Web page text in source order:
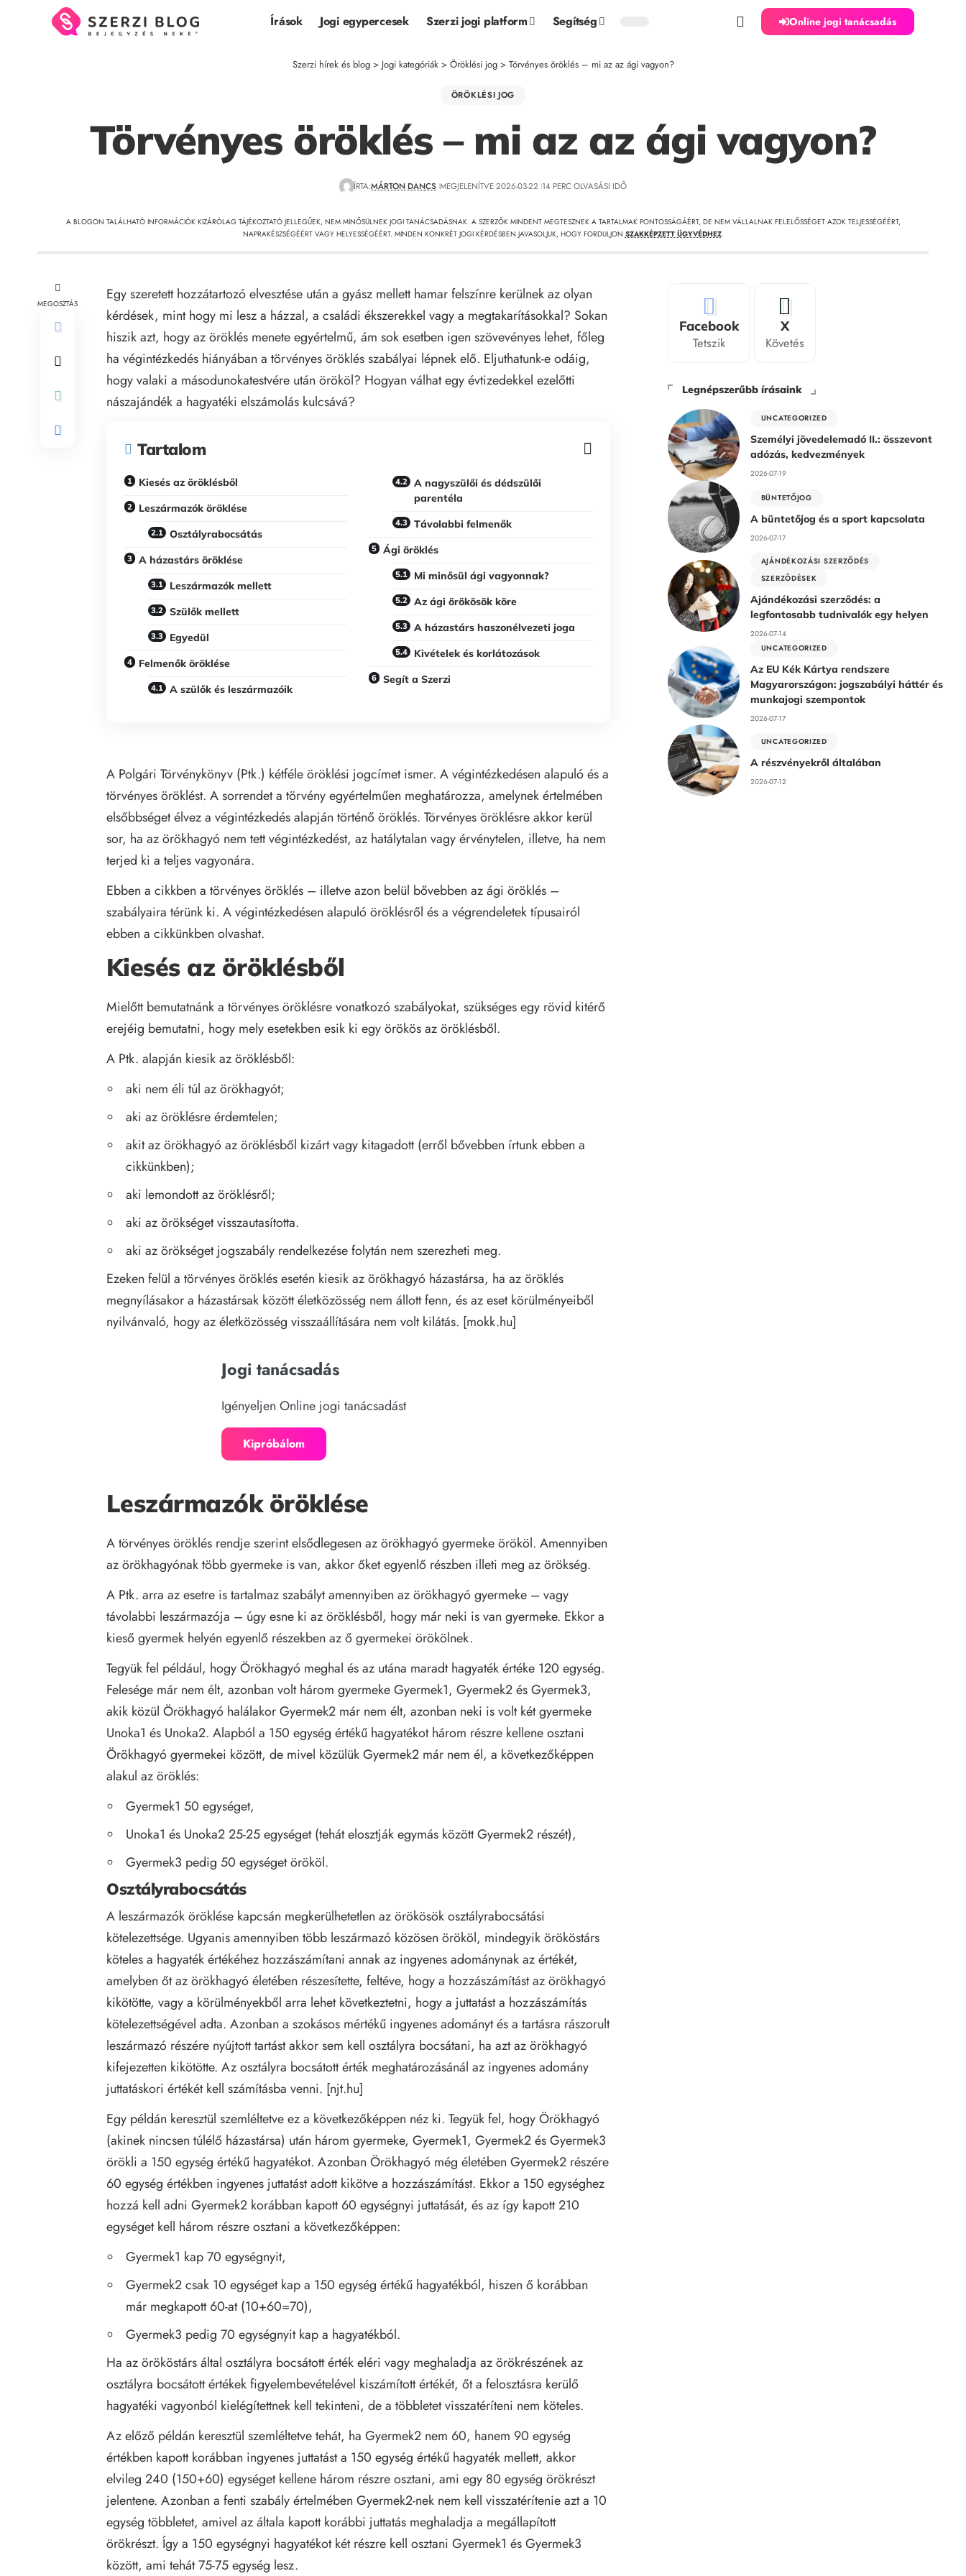
Írások Jogi egypercesek Szerzi jogi platform Segítség Online jogi tanácsadás
Szerzi hírek és blog> Jogi kategóriák> Öröklési jog> Törvényes öröklés – mi az az ági vagyon?
ÖRÖKLÉSI JOG
Törvényes öröklés – mi az az ági vagyon?
ÍRTA:MÁRTON DANCS MEGJELENÍTVE 2026-03-22 14 PERC OLVASÁSI IDŐ
A BLOGON TALÁLHATÓ INFORMÁCIÓK KIZÁRÓLAG TÁJÉKOZTATÓ JELLEGŰEK, NEM MINŐSÜLNEK JOGI TANÁCSADÁSNAK. A SZERZŐK MINDENT MEGTESZNEK A TARTALMAK PONTOSSÁGÁÉRT, DE NEM VÁLLALNAK FELELŐSSÉGET AZOK TELJESSÉGÉÉRT,
NAPRAKÉSZSÉGÉÉRT VAGY HELYESSÉGÉÉRT. MINDEN KONKRÉT JOGI KÉRDÉSBEN JAVASOLJUK, HOGY FORDULJON SZAKKÉPZETT ÜGYVÉDHEZ.
MEGOSZTÁS
Egy szeretett hozzátartozó elvesztése után a gyász mellett hamar felszínre kerülnek az olyan
kérdések, mint hogy mi lesz a házzal, a családi ékszerekkel vagy a megtakarításokkal? Sokan
hiszik azt, hogy az öröklés menete egyértelmű, ám sok esetben igen szövevényes lehet, főleg
ha végintézkedés hiányában a törvényes öröklés szabályai lépnek elő. Eljuthatunk-e odáig,
hogy valaki a másodunokatestvére után örököl? Hogyan válhat egy évtizedekkel ezelőtti
nászajándék a hagyatéki elszámolás kulcsává?
Tartalom
Kiesés az öröklésből
Leszármazók öröklése
Osztályrabocsátás
A házastárs öröklése
Leszármazók mellett
Szülők mellett
Egyedül
Felmenők öröklése
A szülők és leszármazóik
A nagyszülői és dédszülői
parentéla
Távolabbi felmenők
Ági öröklés
Mi minősül ági vagyonnak?
Az ági örökösök köre
A házastárs haszonélvezeti joga
Kivételek és korlátozások
Segít a Szerzi
A Polgári Törvénykönyv (Ptk.) kétféle öröklési jogcímet ismer. A végintézkedésen alapuló és a
törvényes öröklést. A sorrendet a törvény egyértelműen meghatározza, amelynek értelmében
elsőbbséget élvez a végintézkedés alapján történő öröklés. Törvényes öröklésre akkor kerül
sor, ha az örökhagyó nem tett végintézkedést, az hatálytalan vagy érvénytelen, illetve, ha nem
terjed ki a teljes vagyonára.
Ebben a cikkben a törvényes öröklés – illetve azon belül bővebben az ági öröklés –
szabályaira térünk ki. A végintézkedésen alapuló öröklésről és a végrendeletek típusairól
ebben a cikkünkben olvashat.
Kiesés az öröklésből
Mielőtt bemutatnánk a törvényes öröklésre vonatkozó szabályokat, szükséges egy rövid kitérő
erejéig bemutatni, hogy mely esetekben esik ki egy örökös az öröklésből.
A Ptk. alapján kiesik az öröklésből:
aki nem éli túl az örökhagyót;
aki az öröklésre érdemtelen;
akit az örökhagyó az öröklésből kizárt vagy kitagadott (erről bővebben írtunkebben a
cikkünkben);
aki lemondott az öröklésről;
aki az örökséget visszautasította.
aki az örökséget jogszabály rendelkezése folytán nem szerezheti meg.
Ezeken felül a törvényes öröklés esetén kiesik az örökhagyó házastársa, ha az öröklés
megnyílásakor a házastársak között életközösség nem állott fenn, és az eset körülményeiből
nyilvánvaló, hogy az életközösség visszaállítására nem volt kilátás. [mokk.hu]
Jogi tanácsadás
Igényeljen Online jogi tanácsadást
Kipróbálom
Leszármazók öröklése
A törvényes öröklés rendje szerint elsődlegesen az örökhagyó gyermeke örököl. Amennyiben
az örökhagyónak több gyermeke is van, akkor őket egyenlő részben illeti meg az örökség.
A Ptk. arra az esetre is tartalmaz szabályt amennyiben az örökhagyó gyermeke – vagy
távolabbi leszármazója – úgy esne ki az öröklésből, hogy már neki is van gyermeke. Ekkor a
kieső gyermek helyén egyenlő részekben az ő gyermekei örökölnek.
Tegyük fel például, hogy Örökhagyó meghal és az utána maradt hagyaték értéke 120 egység.
Felesége már nem élt, azonban volt három gyermeke Gyermek1, Gyermek2 és Gyermek3,
akik közül Örökhagyó halálakor Gyermek2 már nem élt, azonban neki is volt két gyermeke
Unoka1 és Unoka2. Alapból a 150 egység értékű hagyatékot három részre kellene osztani
Örökhagyó gyermekei között, de mivel közülük Gyermek2 már nem él, a következőképpen
alakul az öröklés:
Gyermek1 50 egységet,
Unoka1 és Unoka2 25-25 egységet (tehát elosztják egymás között Gyermek2 részét),
Gyermek3 pedig 50 egységet örököl.
Osztályrabocsátás
A leszármazók öröklése kapcsán megkerülhetetlen az örökösök osztályrabocsátási
kötelezettsége. Ugyanis amennyiben több leszármazó közösen örököl, mindegyik örököstárs
köteles a hagyaték értékéhez hozzászámítani annak az ingyenes adománynak az értékét,
amelyben őt az örökhagyó életében részesítette, feltéve, hogy a hozzászámítást az örökhagyó
kikötötte, vagy a körülményekből arra lehet következtetni, hogy a juttatást a hozzászámítás
kötelezettségével adta. Azonban a szokásos mértékű ingyenes adományt és a tartásra rászorult
leszármazó részére nyújtott tartást akkor sem kell osztályra bocsátani, ha azt az örökhagyó
kifejezetten kikötötte. Az osztályra bocsátott érték meghatározásánál az ingyenes adomány
juttatáskori értékét kell számításba venni. [njt.hu]
Egy példán keresztül szemléltetve ez a következőképpen néz ki. Tegyük fel, hogy Örökhagyó
(akinek nincsen túlélő házastársa) után három gyermeke, Gyermek1, Gyermek2 és Gyermek3
örökli a 150 egység értékű hagyatékot. Azonban Örökhagyó még életében Gyermek2 részére
60 egység értékben ingyenes juttatást adott kikötve a hozzászámítást. Ekkor a 150 egységhez
hozzá kell adni Gyermek2 korábban kapott 60 egységnyi juttatását, és az így kapott 210
egységet kell három részre osztani a következőképpen:
Gyermek1 kap 70 egységnyit,
Gyermek2 csak 10 egységet kap a 150 egység értékű hagyatékból, hiszen ő korábban
már megkapott 60-at (10+60=70),
Gyermek3 pedig 70 egységnyit kap a hagyatékból.
Ha az örököstárs által osztályra bocsátott érték eléri vagy meghaladja az örökrészének az
osztályra bocsátott értékek figyelembevételével kiszámított értékét, őt a felosztásra kerülő
hagyatéki vagyonból kielégítettnek kell tekinteni, de a többletet visszatéríteni nem köteles.
Az előző példán keresztül szemléltetve tehát, ha Gyermek2 nem 60, hanem 90 egység
értékben kapott korábban ingyenes juttatást a 150 egység értékű hagyaték mellett, akkor
elvileg 240 (150+60) egységet kellene három részre osztani, ami egy 80 egység örökrészt
jelentene. Azonban a fenti szabály értelmében Gyermek2-nek nem kell visszatérítenie azt a 10
egység többletet, amivel az általa kapott korábbi juttatás meghaladja a megállapított
örökrészt. Így a 150 egységnyi hagyatékot két részre kell osztani Gyermek1 és Gyermek3
között, ami tehát 75-75 egység lesz.
Facebook
Tetszik
X
Követés
Legnépszerűbb írásaink
UNCATEGORIZED
Személyi jövedelemadó II.: összevont
adózás, kedvezmények
2026-07-19
BÜNTETŐJOG
A büntetőjog és a sport kapcsolata
2026-07-17
AJÁNDÉKOZÁSI SZERZŐDÉS
SZERZŐDÉSEK
Ajándékozási szerződés: a
legfontosabb tudnivalók egy helyen
2026-07-14
UNCATEGORIZED
Az EU Kék Kártya rendszere
Magyarországon: jogszabályi háttér és
munkajogi szempontok
2026-07-17
UNCATEGORIZED
A részvényekről általában
2026-07-12